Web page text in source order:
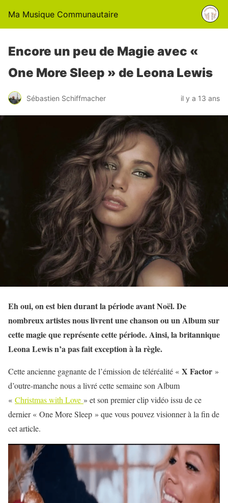
Ma Musique Communautaire
Encore un peu de Magie avec «
One More Sleep » de Leona Lewis
Sébastien Schiffmacher il y a 13 ans
Eh oui, on est bien durant la période avant Noël. De
nombreux artistes nous livrent une chanson ou un Album sur
cette magie que représente cette période. Ainsi, la britannique
Leona Lewis n’a pas fait exception à la règle.
Cette ancienne gagnante de l’émission de téléréalité « X Factor »
d’outre-manche nous a livré cette semaine son Album
« Christmas with Love » et son premier clip vidéo issu de ce
dernier « One More Sleep » que vous pouvez visionner à la fin de
cet article.